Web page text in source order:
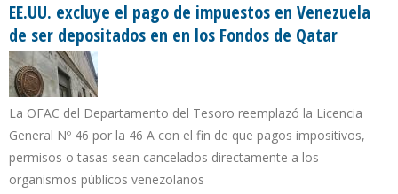
EE.UU. excluye el pago de impuestos en Venezuela
de ser depositados en en los Fondos de Qatar
La OFAC del Departamento del Tesoro reemplazó la Licencia
General Nº 46 por la 46 A con el fin de que pagos impositivos,
permisos o tasas sean cancelados directamente a los
organismos públicos venezolanos